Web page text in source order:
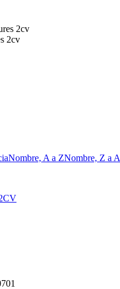
2cv
Nombre, A a ZNombre, Z a A